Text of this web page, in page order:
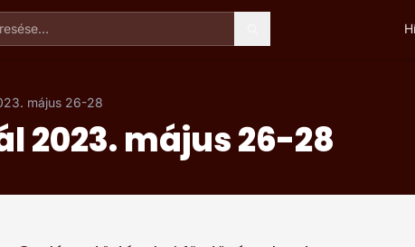
május 26-28
2023. május 26-28